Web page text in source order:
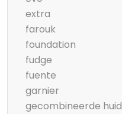
extra
farouk
foundation
fudge
fuente
garnier
gecombineerde huid